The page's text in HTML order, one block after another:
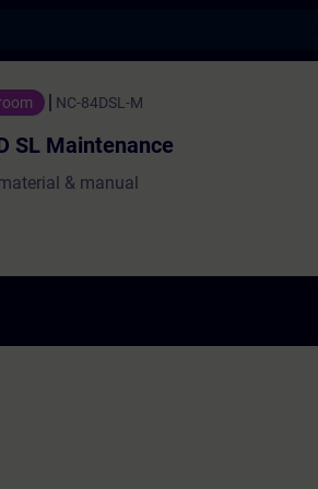
- Training -
NC-84DSL-M
SL Maintenance
& manual